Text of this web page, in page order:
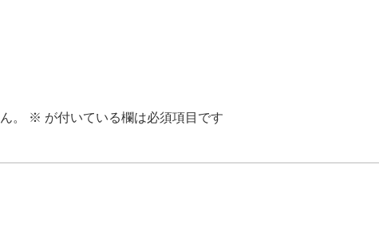
。 ※ が付いている欄は必須項目です